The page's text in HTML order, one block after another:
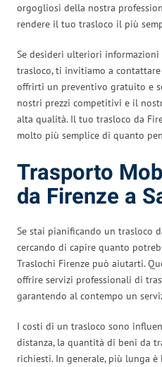
orgogliosi della nostra
rendere il tuo trasloco il più
Se desideri ulteriori
trasloco, ti invitiamo a
offrirti un preventivo gratuito e
nostri prezzi competitivi e il
alta qualità. Il tuo trasloco da
molto più semplice di quanto
Trasporto
da Firenze a
Se stai pianificando un trasloco
cercando di capire quanto
Traslochi Firenze può aiutarti.
offrire servizi professionali di
garantendo al contempo un
I costi di un trasloco sono
distanza, la quantità di beni da
richiesti. In generale, più lunga